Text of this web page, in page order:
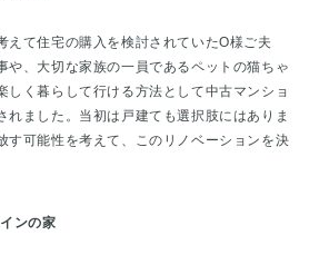
えて住宅の購入を検討されていたO様ご夫
や、大切な家族の一員であるペットの猫ちゃ
しく暮らして行ける方法として中古マンショ
れました。当初は戸建ても選択肢にはありま
す可能性を考えて、このリノベーションを決
ンの家